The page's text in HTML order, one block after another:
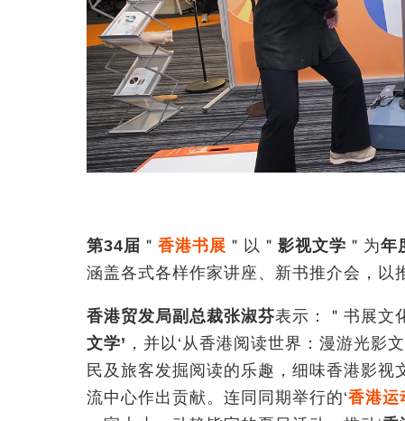
第34届 ＂ 香港书展 ＂以＂ 影视文学 ＂为年
涵盖各式各样作家讲座、新书推介会，以
香港贸发局副总裁张淑芬表示：＂书展文
文学’ ，并以‘从香港阅读世界：漫游光影
民及旅客发掘阅读的乐趣，细味香港影
流中心作出贡献。连同同期举行的‘香港运